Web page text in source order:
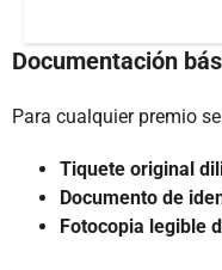
Documentación
Para cualquier premio
Tiquete original
Documento de
Fotocopia legible